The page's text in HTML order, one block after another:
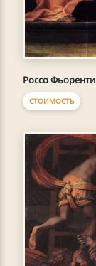
Россо
СТОИМОСТЬ